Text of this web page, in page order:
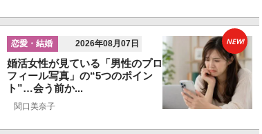
恋愛・結婚 2026年08月07日
婚活女性が見ている「男性のプロ
フィール写真」の“5つのポイン
ト”…会う前か...
関口美奈子
NEW!